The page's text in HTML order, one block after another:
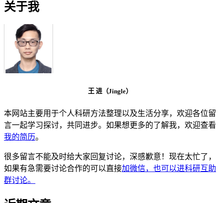
关于我
王 进（Jingle）
本网站主要用于个人科研方法整理以及生活分享，欢迎各位留
言一起学习探讨，共同进步。如果想更多的了解我，欢迎查看
我的简历。
很多留言不能及时给大家回复讨论，深感歉意！现在太忙了，
如果有急需要讨论合作的可以直接加微信，也可以进科研互助
群讨论。